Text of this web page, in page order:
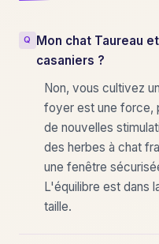
Mon chat Taureau
casaniers ?
Non, vous cultivez
foyer est une force,
de nouvelles
des herbes à chat
une fenêtre
L'équilibre est dans
taille.